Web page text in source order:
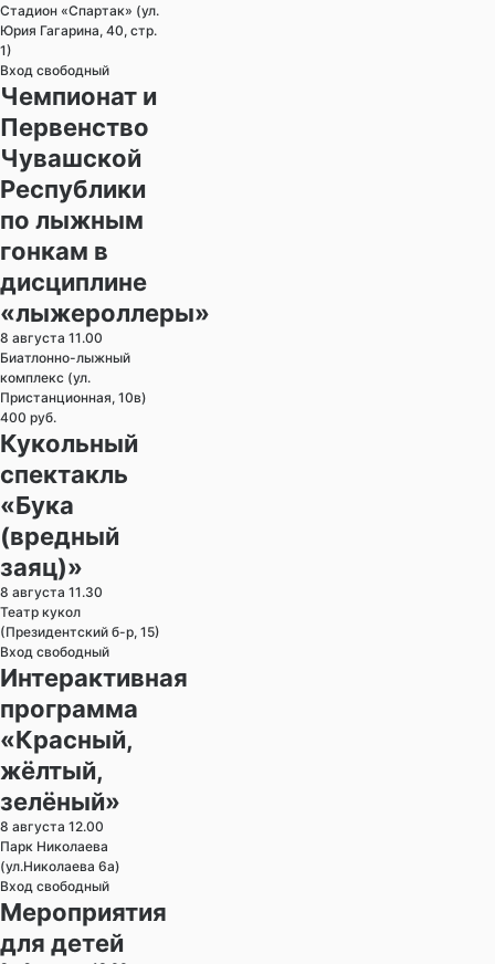
Стадион «Спартак» (ул.
Юрия Гагарина, 40, стр.
1)
Вход свободный
Чемпионат и
Первенство
Чувашской
Республики
по лыжным
гонкам в
дисциплине
«лыжероллеры»
8 августа 11.00
Биатлонно-лыжный
комплекс (ул.
Пристанционная, 10в)
400 руб.
Кукольный
спектакль
«Бука
(вредный
заяц)»
8 августа 11.30
Театр кукол
(Президентский б-р, 15)
Вход свободный
Интерактивная
программа
«Красный,
жёлтый,
зелёный»
8 августа 12.00
Парк Николаева
(ул.Николаева 6а)
Вход свободный
Мероприятия
для детей